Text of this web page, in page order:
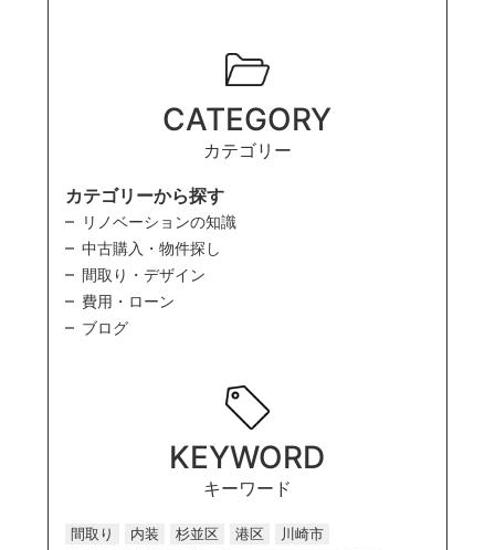
CATEGORY
カテゴリー
カテゴリーから探す
リノベーションの知識
中古購入・物件探し
間取り・デザイン
費用・ローン
ブログ
KEYWORD
キーワード
間取り 内装 杉並区 港区
川崎市